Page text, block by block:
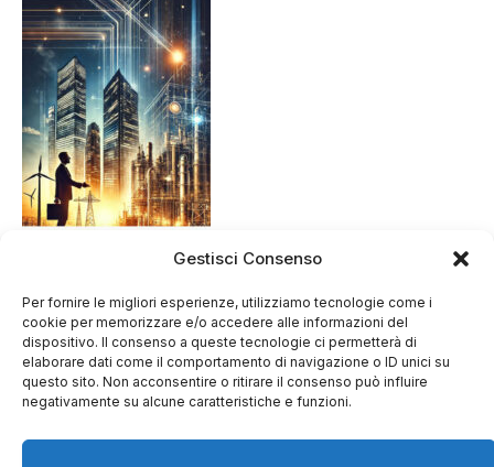
Gestisci Consenso
Per fornire le migliori esperienze, utilizziamo tecnologie come i
cookie per memorizzare e/o accedere alle informazioni del
dispositivo. Il consenso a queste tecnologie ci permetterà di
elaborare dati come il comportamento di navigazione o ID unici su
questo sito. Non acconsentire o ritirare il consenso può influire
negativamente su alcune caratteristiche e funzioni.